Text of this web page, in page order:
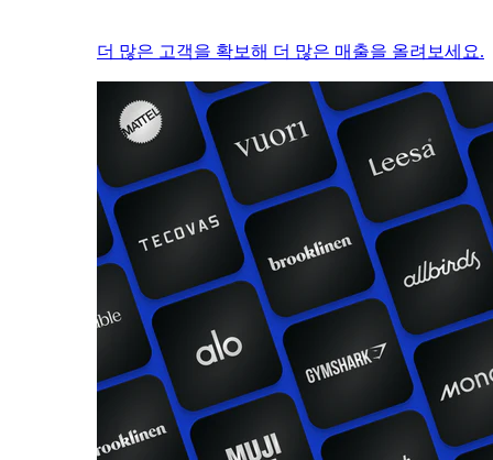
더 많은 고객을 확보해 더 많은 매출을 올려보세요.